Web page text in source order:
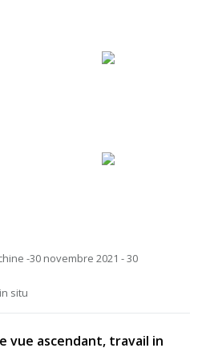
-30 novembre 2021 - 30
situ
vue ascendant, travail in